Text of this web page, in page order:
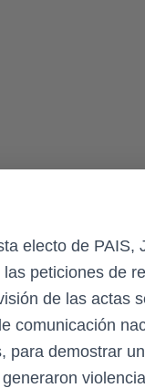
electo de PAIS,
peticiones de
de las actas
comunicación
para demostrar